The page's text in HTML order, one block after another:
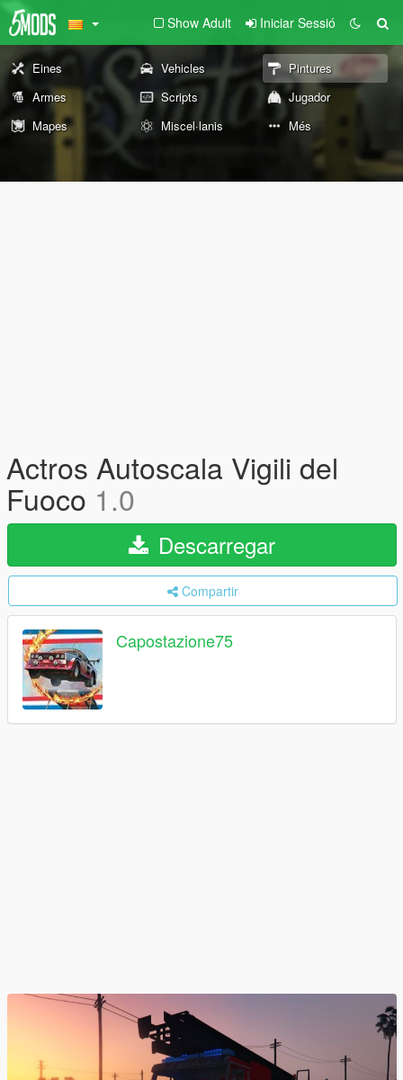
Show Adult Iniciar Sessió
Eines Vehicles
Pintures
Armes
Scripts
Jugador
Mapes
Miscel·lanis Més
Actros Autoscala Vigili del
Fuoco 1.0
Descarregar
Compartir
Capostazione75